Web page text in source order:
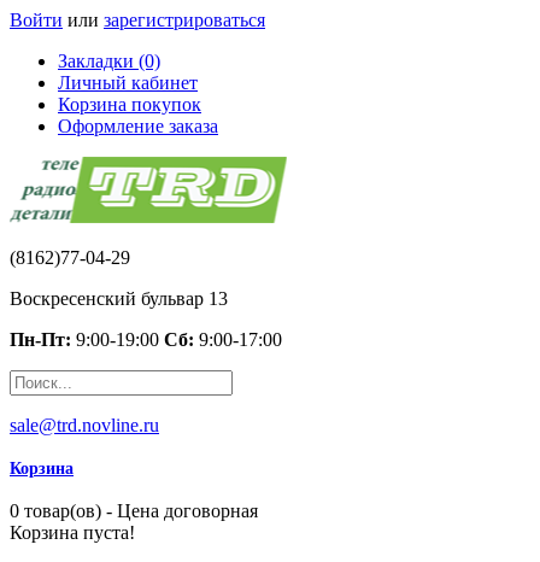
Войти или зарегистрироваться
Закладки (0)
Личный кабинет
Корзина покупок
Оформление заказа
(8162)77-04-29
Воскресенский бульвар 13
Пн-Пт: 9:00-19:00 Сб: 9:00-17:00
sale@trd.novline.ru
Корзина
0 товар(ов) - Цена договорная
Корзина пуста!